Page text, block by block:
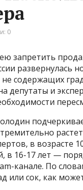
0
запретить
развернулась
содержащих
депутаты и
в возрасте
в 16-17 лет —
канале. По
или сок, как